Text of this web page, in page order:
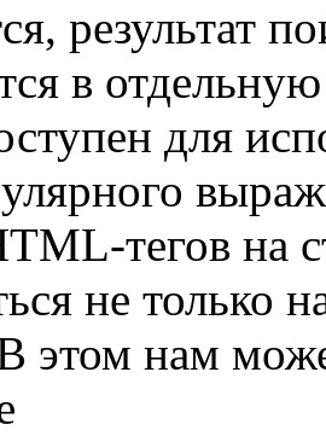
результат
в
для
тегов на
не только
этом нам